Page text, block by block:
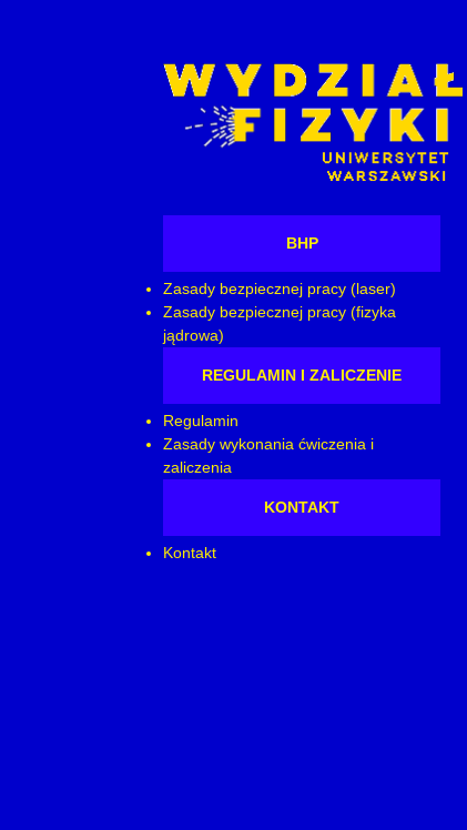
BHP
Zasady bezpiecznej pracy (laser)
Zasady bezpiecznej pracy (fizyka
jądrowa)
REGULAMIN I ZALICZENIE
Regulamin
Zasady wykonania ćwiczenia i
zaliczenia
KONTAKT
Kontakt